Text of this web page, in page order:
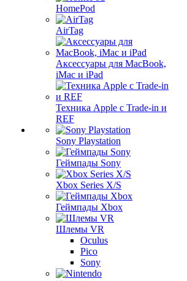
HomePod
AirTag
Аксессуары для MacBook,
iMac и iPad
Техника Apple с Trade-in и
REF
Sony Playstation
Геймпады Sony
Xbox Series X/S
Геймпады Xbox
Шлемы VR
Oculus
Pico
Sony